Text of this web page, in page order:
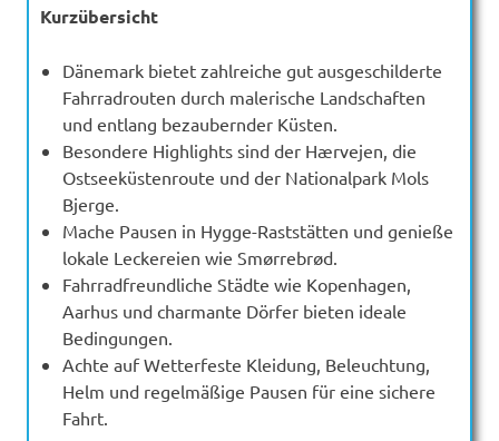
Kurzübersicht
Dänemark bietet zahlreiche gut ausgeschilderte
Fahrradrouten durch malerische Landschaften
und entlang bezaubernder Küsten.
Besondere Highlights sind der Hærvejen, die
Ostseeküstenroute und der Nationalpark Mols
Bjerge.
Mache Pausen in Hygge-Raststätten und genieße
lokale Leckereien wie Smørrebrød.
Fahrradfreundliche Städte wie Kopenhagen,
Aarhus und charmante Dörfer bieten ideale
Bedingungen.
Achte auf Wetterfeste Kleidung, Beleuchtung,
Helm und regelmäßige Pausen für eine sichere
Fahrt.